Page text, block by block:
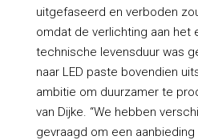
uitgefaseerd en verboden
omdat de verlichting aan het
technische levensduur was
naar LED paste bovendien
ambitie om duurzamer te
van Dijke. “We hebben
gevraagd om een